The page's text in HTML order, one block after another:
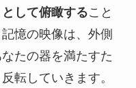
して俯瞰すること
憶の映像は、外側
たの器を満たすた
転していきます。